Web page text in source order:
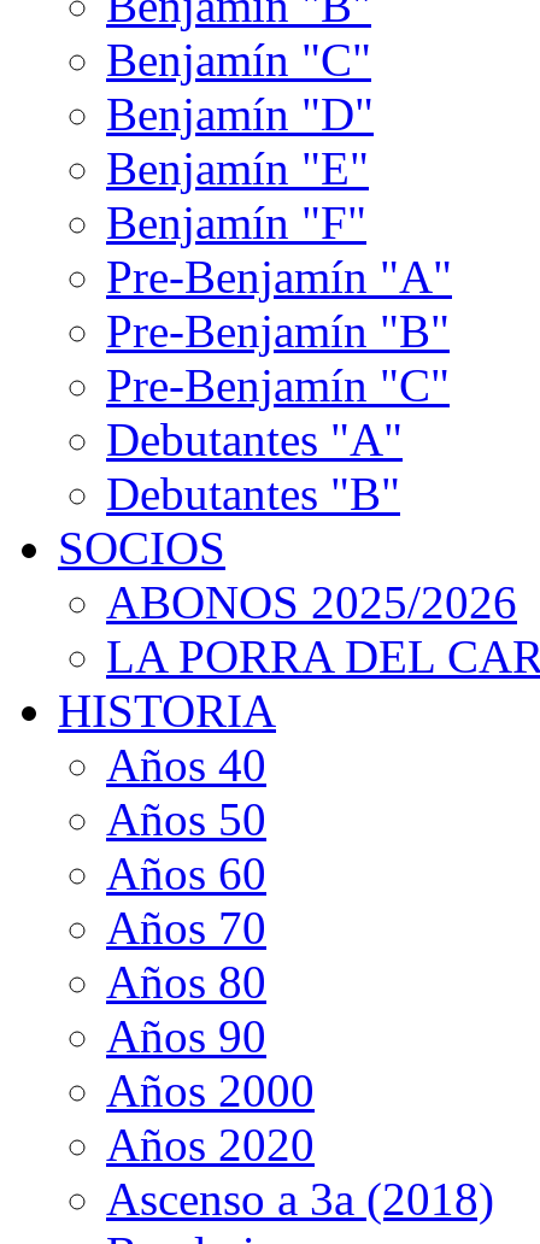
Benjamín "C"
Benjamín "D"
Benjamín "E"
Benjamín "F"
Pre-Benjamín "A"
Pre-Benjamín "B"
Pre-Benjamín "C"
Debutantes "A"
Debutantes "B"
SOCIOS
ABONOS 2025/2026
LA PORRA DEL
HISTORIA
Años 40
Años 50
Años 60
Años 70
Años 80
Años 90
Años 2000
Años 2020
Ascenso a 3a (2018)